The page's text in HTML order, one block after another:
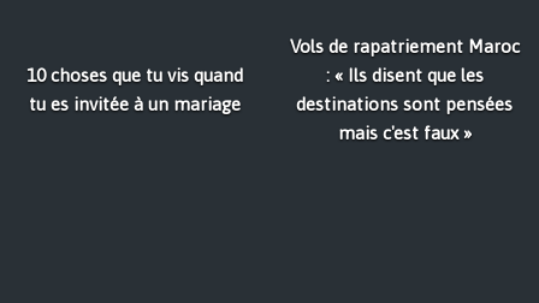
10 choses que tu vis quand
tu es invitée à un mariage
Vols de rapatriement Maroc
: « Ils disent que les
destinations sont pensées
mais c'est faux »